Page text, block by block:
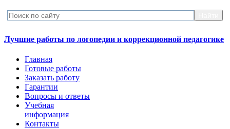
Лучшие работы по логопедии и коррекционной педагогике
Главная
Готовые работы
Заказать работу
Гарантии
Вопросы и ответы
Учебная
информация
Контакты